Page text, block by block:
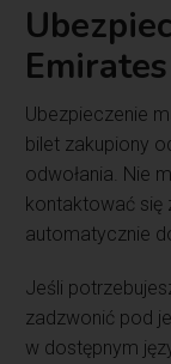
Emirates
Ubezpieczenie
bilet zakupiony
odwołania. Nie
kontaktować się
automatycznie
Jeśli
zadzwonić pod
w dostępnym